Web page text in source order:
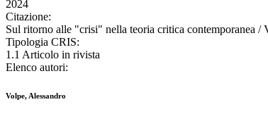
2024
Citazione:
Sul ritorno alle "crisi" nella teoria critica contemporanea
Tipologia CRIS:
1.1 Articolo in rivista
Elenco autori:
Volpe, Alessandro